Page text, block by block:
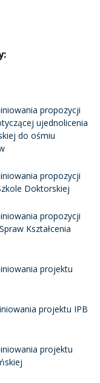
propozycji
ujednolicenia
do ośmiu
propozycji
Doktorskiej
propozycji
Kształcenia
projektu
projektu IPB
projektu